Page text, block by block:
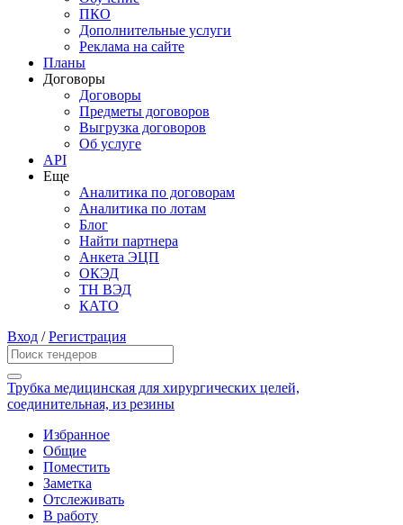
ПКО
Дополнительные услуги
Реклама на сайте
Планы
Договоры
Договоры
Предметы договоров
Выгрузка договоров
Об услуге
API
Еще
Аналитика по договорам
Аналитика по лотам
Блог
Найти партнера
Анкета ЭЦП
ОКЭД
ТН ВЭД
КАТО
Вход /Регистрация
Трубка медицинская для хирургических целей,
соединительная, из резины
Избранное
Общие
Поместить
Заметка
Отслеживать
В работу